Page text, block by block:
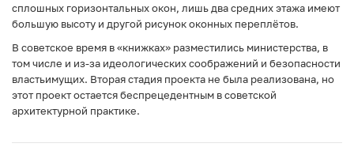
сплошных горизонтальных окон, лишь два средних этажа имеют
большую высоту и другой рисунок оконных переплётов.
В советское время в «книжках» разместились министерства, в
том числе и из-за идеологических соображений и безопасности
властьимущих. Вторая стадия проекта не была реализована, но
этот проект остается беспрецедентным в советской
архитектурной практике.